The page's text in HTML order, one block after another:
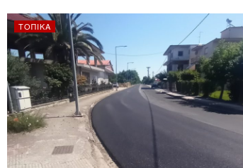
ΤΟΠΙΚΆ